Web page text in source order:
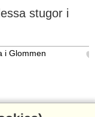
stugor i